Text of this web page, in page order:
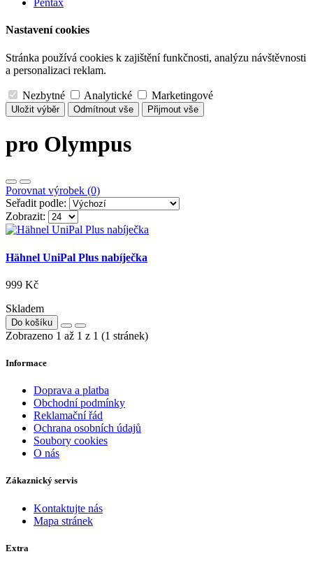
Pentax
Nastavení cookies
Stránka používá cookies k zajištění funkčnosti, analýzu návštěvnosti
a personalizaci reklam.
Nezbytné Analytické Marketingové
Uložit výběr Odmítnout vše Přijmout vše
pro Olympus
Porovnat výrobek (0)
Seřadit podle:
Zobrazit:
Hähnel UniPal Plus nabíječka
999 Kč
Skladem
Do košíku
Zobrazeno 1 až 1 z 1 (1 stránek)
Informace
Doprava a platba
Obchodní podmínky
Reklamační řád
Ochrana osobních údajů
Soubory cookies
O nás
Zákaznický servis
Kontaktujte nás
Mapa stránek
Extra